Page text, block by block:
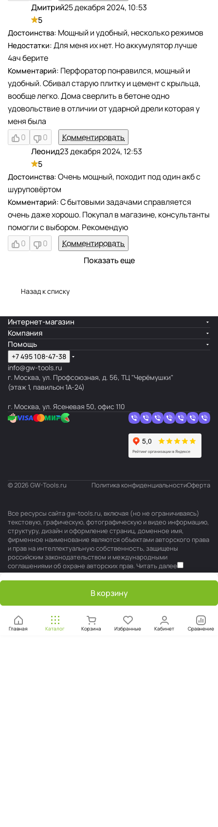
Дмитрий25 декабря 2024, 10:53
5
Мощный и удобный, несколько режимов
Для меня их нет. Но аккумулятор лучше
4ач берите
Перфоратор понравился, мощный и
удобный. Сбивал старую плитку и цемент с крыльца,
вообще легко. Дома сверлить в бетоне одно
удовольствие в отличии от ударной дрели которая у
меня была
0
0
Комментировать
Леонид23 декабря 2024, 12:53
5
Очень мощный, походит под один акб с
шуруповёртом
С бытовыми задачами справляется
очень даже хорошо. Покупал в магазине, консультанты
помогли с выбором. Рекомендую
0
0
Комментировать
Показать еще
Назад к списку
В корзину
Главная Каталог Корзина Избранные Кабинет Сравнение
Интернет-магазин
Компания
Помощь
+7 495 108-47-38
info@gw-tools.ru
г. Москва, ул. Профсоюзная, д. 56, ТЦ "Черёмушки"
(этаж 1, павильон 1А-24)
г. Москва, ул. Ясеневая 50, офис 110
© 2026 GW-Tools.ru Политика конфиденциальностиОферта
Все ресурсы сайта gw-tools.ru, включая (но не ограничиваясь)
текстовую, графическую, фотографическую и видео информацию,
структуру, дизайн и оформление страниц, доменное имя,
фирменное наименование являются объектами авторского права
и прав на интеллектуальную собственность, защищены
российским законодательством и международными
соглашениями об охране авторских прав. Читать далее